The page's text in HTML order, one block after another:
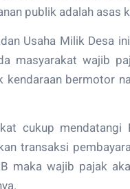
publik adalah asas
Usaha Milik Desa
masyarakat wajib
kendaraan bermotor
cukup
transaksi
maka wajib pajak